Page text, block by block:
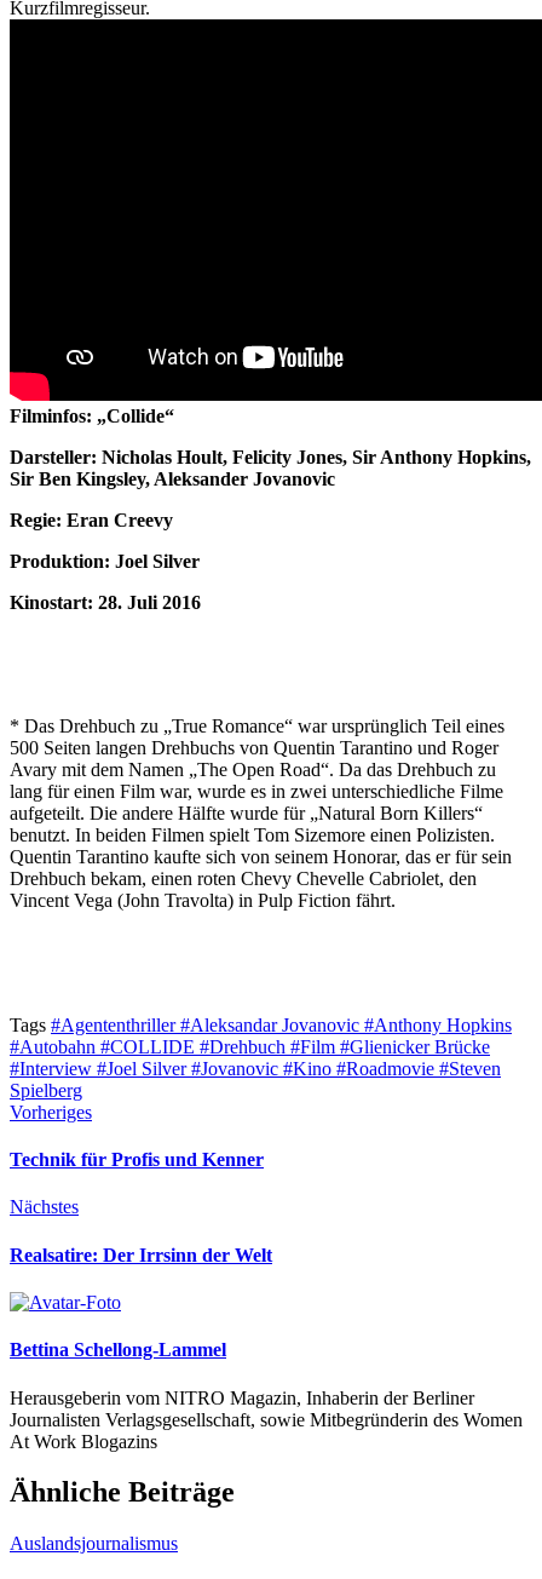
Kurzfilmregisseur.
Filminfos: „Collide“
Darsteller: Nicholas Hoult, Felicity Jones, Sir Anthony Hopkins,
Sir Ben Kingsley, Aleksander Jovanovic
Regie: Eran Creevy
Produktion: Joel Silver
Kinostart: 28. Juli 2016
* Das Drehbuch zu „True Romance“ war ursprünglich Teil eines
500 Seiten langen Drehbuchs von Quentin Tarantino und Roger
Avary mit dem Namen „The Open Road“. Da das Drehbuch zu
lang für einen Film war, wurde es in zwei unterschiedliche Filme
aufgeteilt. Die andere Hälfte wurde für „Natural Born Killers“
benutzt. In beiden Filmen spielt Tom Sizemore einen Polizisten.
Quentin Tarantino kaufte sich von seinem Honorar, das er für sein
Drehbuch bekam, einen roten Chevy Chevelle Cabriolet, den
Vincent Vega (John Travolta) in Pulp Fiction fährt.
Tags #Agententhriller#Aleksandar Jovanovic #Anthony Hopkins
#Autobahn #COLLIDE #Drehbuch #Film #Glienicker Brücke
#Interview #Joel Silver#Jovanovic #Kino #Roadmovie #Steven
Spielberg
Vorheriges
Technik für Profis und Kenner
Nächstes
Realsatire: Der Irrsinn der Welt
Bettina Schellong-Lammel
Herausgeberin vom NITRO Magazin, Inhaberin der Berliner
Journalisten Verlagsgesellschaft, sowie Mitbegründerin des Women
At Work Blogazins
Ähnliche Beiträge
Auslandsjournalismus